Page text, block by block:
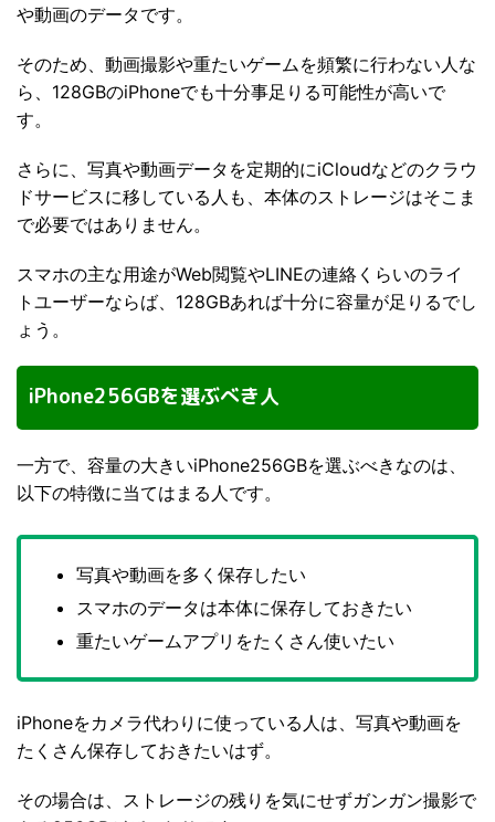
や動画のデータです。
そのため、動画撮影や重たいゲームを頻繁に行わない人な
ら、128GBのiPhoneでも十分事足りる可能性が高いで
す。
さらに、写真や動画データを定期的にiCloudなどのクラウ
ドサービスに移している人も、本体のストレージはそこま
で必要ではありません。
スマホの主な用途がWeb閲覧やLINEの連絡くらいのライ
トユーザーならば、128GBあれば十分に容量が足りるでし
ょう。
iPhone256GBを選ぶべき人
一方で、容量の大きいiPhone256GBを選ぶべきなのは、
以下の特徴に当てはまる人です。
写真や動画を多く保存したい
スマホのデータは本体に保存しておきたい
重たいゲームアプリをたくさん使いたい
iPhoneをカメラ代わりに使っている人は、写真や動画を
たくさん保存しておきたいはず。
その場合は、ストレージの残りを気にせずガンガン撮影で